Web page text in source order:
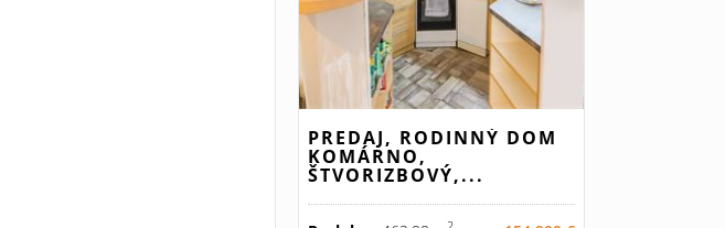
PREDAJ, RODINNÝ DOM
KOMÁRNO,
ŠTVORIZBOVÝ,...